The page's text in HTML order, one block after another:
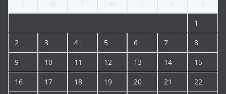
1
2 3 4 5 6 7 8
9 10 11 12 13 14 15
16 17 18 19 20 21 22